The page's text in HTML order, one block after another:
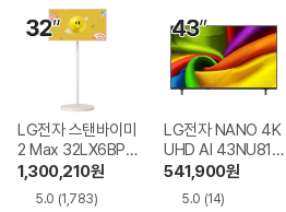
LG전자 스탠바이미
2 Max 32LX6BPG
A
1,300,210원
5.0 (1,783)
LG전자 NANO 4K
UHD AI 43NU810
BENA
541,900원
5.0 (14)